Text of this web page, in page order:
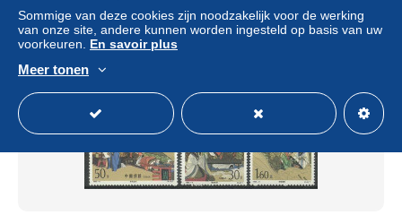
Nieuw
Sommige van deze cookies zijn noodzakelijk voor de werking
van onze site, andere kunnen worden ingesteld op basis van uw
voorkeuren. En savoir plus
Meer tonen